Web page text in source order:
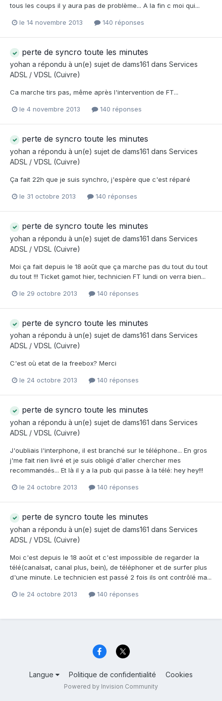
tous les coups il y aura pas de problème... A la fin c moi qui...
le 14 novembre 2013 140 réponses
perte de syncro toute les minutes
yohan a répondu à un(e) sujet de dams161 dans Services
ADSL / VDSL (Cuivre)
Ca marche tirs pas, même après l'intervention de FT...
le 4 novembre 2013 140 réponses
perte de syncro toute les minutes
yohan a répondu à un(e) sujet de dams161 dans Services
ADSL / VDSL (Cuivre)
Ça fait 22h que je suis synchro, j'espère que c'est réparé
le 31 octobre 2013 140 réponses
perte de syncro toute les minutes
yohan a répondu à un(e) sujet de dams161 dans Services
ADSL / VDSL (Cuivre)
Moi ça fait depuis le 18 août que ça marche pas du tout du tout
du tout !!! Ticket gamot hier, technicien FT lundi on verra bien...
le 29 octobre 2013 140 réponses
perte de syncro toute les minutes
yohan a répondu à un(e) sujet de dams161 dans Services
ADSL / VDSL (Cuivre)
C'est où etat de la freebox? Merci
le 24 octobre 2013 140 réponses
perte de syncro toute les minutes
yohan a répondu à un(e) sujet de dams161 dans Services
ADSL / VDSL (Cuivre)
J'oubliais l'interphone, il est branché sur le téléphone... En gros
j'me fait rien livré et je suis obligé d'aller chercher mes
recommandés... Et là il y a la pub qui passe à la télé: hey hey!!!
le 24 octobre 2013 140 réponses
perte de syncro toute les minutes
yohan a répondu à un(e) sujet de dams161 dans Services
ADSL / VDSL (Cuivre)
Moi c'est depuis le 18 août et c'est impossible de regarder la
télé(canalsat, canal plus, bein), de téléphoner et de surfer plus
d'une minute. Le technicien est passé 2 fois ils ont contrôlé ma...
le 24 octobre 2013 140 réponses
Langue Politique de confidentialité Cookies
Powered by Invision Community